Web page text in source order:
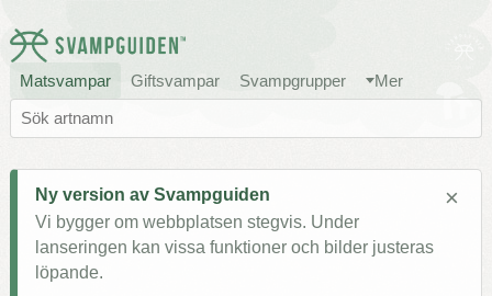
Matsvampar Giftsvampar Svampgrupper Mer
Ny version av Svampguiden
Vi bygger om webbplatsen stegvis. Under
lanseringen kan vissa funktioner och bilder justeras
löpande.
×